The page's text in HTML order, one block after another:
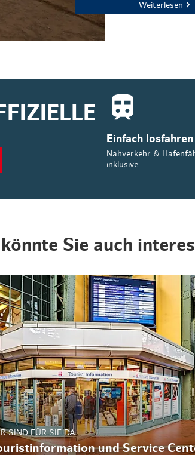
Weiterlesen
Einfach losfahren
Nahverkehr &
inklusive
könnte Sie auch
SIND FÜR SIE DA
und Service